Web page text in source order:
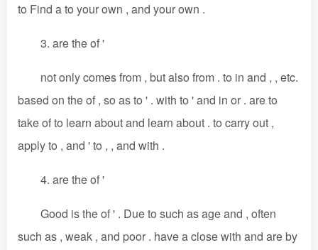
to Find a to your own , and your own .
3. are the of '
not only comes from , but also from . to in and , , etc.
based on the of , so as to ' . with to ' and in or . are to
take of to learn about and learn about . to carry out ,
apply to , and ' to , , and with .
4. are the of '
Good is the of ' . Due to such as age and , often
such as , weak , and poor . have a close with and are by